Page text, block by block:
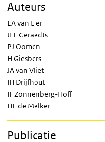
Auteurs
EA van Lier
JLE Geraedts
PJ Oomen
H Giesbers
JA van Vliet
IH Drijfhout
IF Zonnenberg-Hoff
HE de Melker
Publicatie